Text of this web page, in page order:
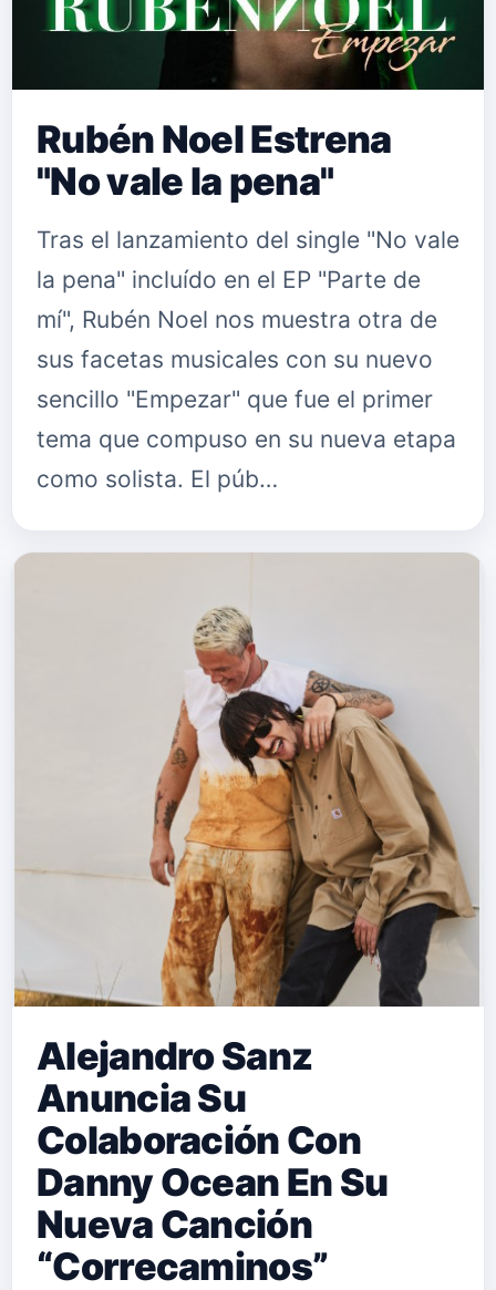
Rubén Noel Estrena
"No vale la pena"
Tras el lanzamiento del single "No vale
la pena" incluído en el EP "Parte de
mí", Rubén Noel nos muestra otra de
sus facetas musicales con su nuevo
sencillo "Empezar" que fue el primer
tema que compuso en su nueva etapa
como solista. El púb…
Alejandro Sanz
Anuncia Su
Colaboración Con
Danny Ocean En Su
Nueva Canción
“Correcaminos”